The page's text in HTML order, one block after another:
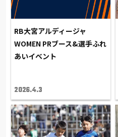
RB大宮アルディージャ
WOMEN PRブース&選手ふれ
あいイベント
2026.4.3